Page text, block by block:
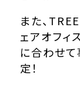
また、
ェアオフィス
に合わせ
定！